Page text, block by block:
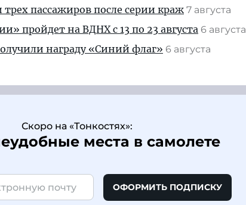
пассажиров после серии краж 7 августа
пройдет на ВДНХ с 13 по 23 августа 6 августа
награду «Синий флаг» 6 августа
Скоро на «Тонкостях»:
места в самолете
ОФОРМИТЬ ПОДПИСКУ